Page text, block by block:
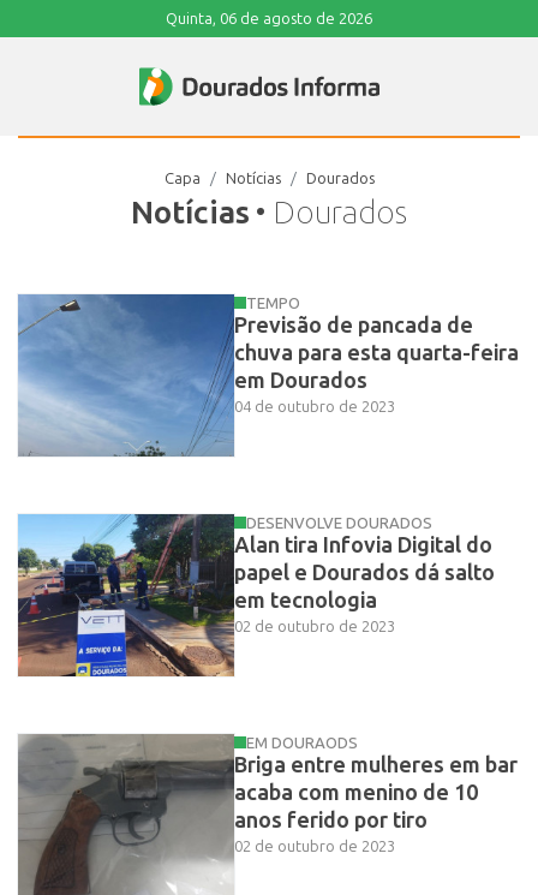
Quinta, 06 de agosto de 2026
Notícias • Dourados
Capa Notícias Dourados
TEMPO
Previsão de pancada de
chuva para esta quarta-feira
em Dourados
04 de outubro de 2023
DESENVOLVE DOURADOS
Alan tira Infovia Digital do
papel e Dourados dá salto
em tecnologia
02 de outubro de 2023
EM DOURAODS
Briga entre mulheres em bar
acaba com menino de 10
anos ferido por tiro
02 de outubro de 2023